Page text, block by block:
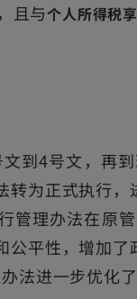
且与个人所得税
文到4号文，再
转为正式执行
管理办法在原
公平性，增加了
法进一步优化